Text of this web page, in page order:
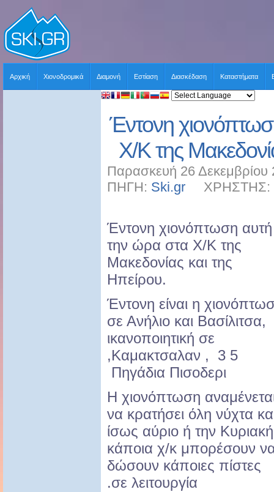
Αρχική Χιονοδρομικά Διαμονή Εστίαση Διασκέδαση Καταστήματα
Έντονη
Χ/Κ της
Παρασκευή 26
ΠΗΓΗ: Ski.gr ΧΡΗΣΤΗΣ:
Έντονη χιονόπτωση αυτή
την ώρα στα Χ/Κ της
Μακεδονίας και της
Hπείρου.
Έντονη είναι η
σε Ανήλιο και Bασίλιτσα,
ικανοποιητική σε
,Καμακτσαλαν , 3 5
Πηγάδια Πισοδερι
Η χιονόπτωση
να κρατήσει όλη νύχτα
ίσως αύριο ή την Κυριακή
κάποια χ/κ μπορέσουν
δώσουν κάποιες πίστες
.σε λειτουργία